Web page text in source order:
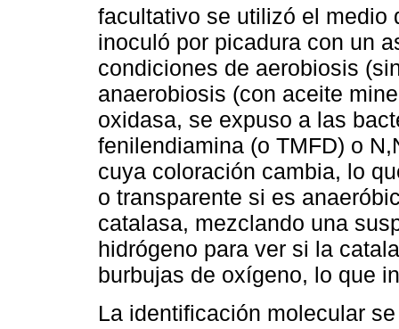
facultativo se utilizó el medio
inoculó por picadura con un
condiciones de aerobiosis
anaerobiosis (con aceite
oxidasa, se expuso a las
fenilendiamina (o TMFD) o
cuya coloración cambia, lo
o transparente si es
catalasa, mezclando una
hidrógeno para ver si la
burbujas de oxígeno, lo que
La identificación molecular